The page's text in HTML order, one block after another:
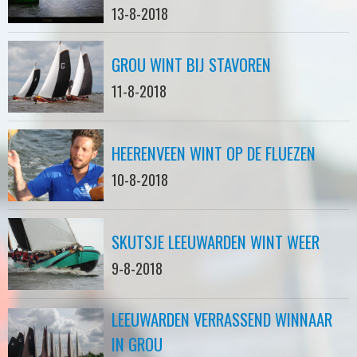
13-8-2018
GROU WINT BIJ STAVOREN
11-8-2018
HEERENVEEN WINT OP DE FLUEZEN
10-8-2018
SKUTSJE LEEUWARDEN WINT WEER
9-8-2018
LEEUWARDEN VERRASSEND WINNAAR
IN GROU